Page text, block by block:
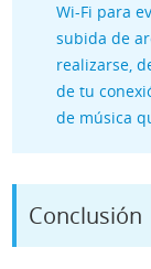
Wi-Fi para
subida de
realizarse,
de tu
de música
Conclusión